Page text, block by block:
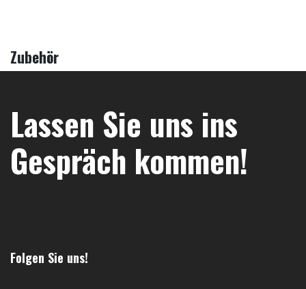
Zubehör
Lassen Sie uns ins
Gespräch kommen!
Folgen Sie uns!